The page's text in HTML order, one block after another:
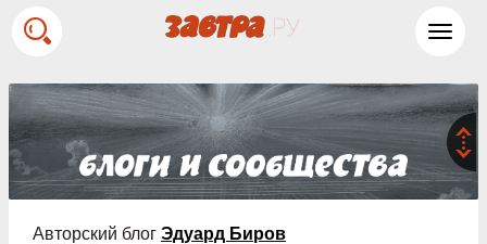
Авторский блог Эдуард Биров